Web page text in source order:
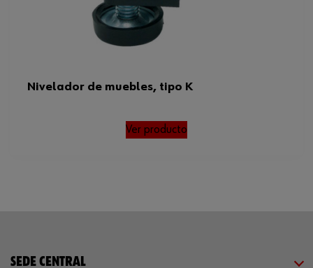
Nivelador de muebles, tipo K
Ver producto
SEDE CENTRAL